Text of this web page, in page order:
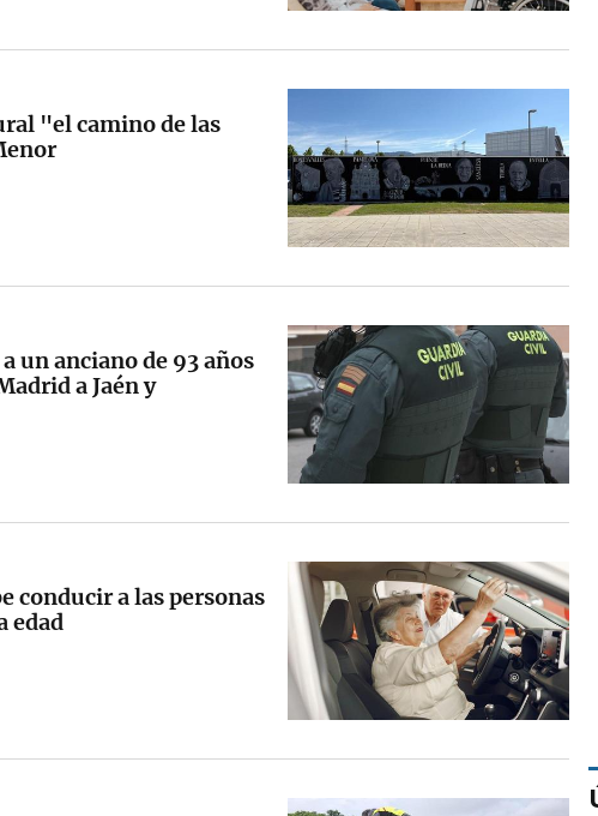
"el camino de las
un anciano de 93 años
a Jaén y
conducir a las personas
edad